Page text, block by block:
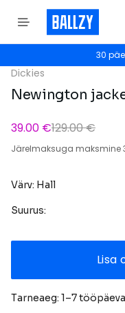
30
Dickies
Newington
39.00 €129.00 €
Järelmaksuga maksmine
Värv: Hall
Suurus:
Lisa
Tarneaeg: 1–7 tööpäeva